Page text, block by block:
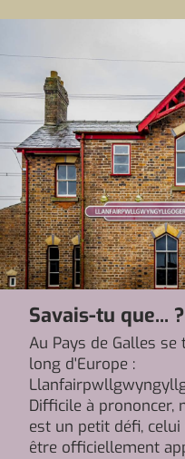
Savais-tu que... ?
Au Pays de Galles
long d'Europe :
Difficile à prononcer,
est un petit défi,
être officiellement